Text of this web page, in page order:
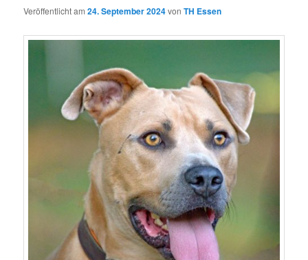
Veröffentlicht am24. September 2024vonTH Essen